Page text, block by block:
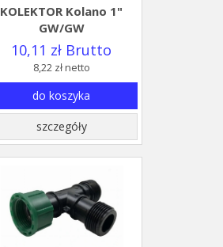
KOLEKTOR Kolano 1"
GW/GW
10,11 zł Brutto
8,22 zł netto
do koszyka
szczegóły